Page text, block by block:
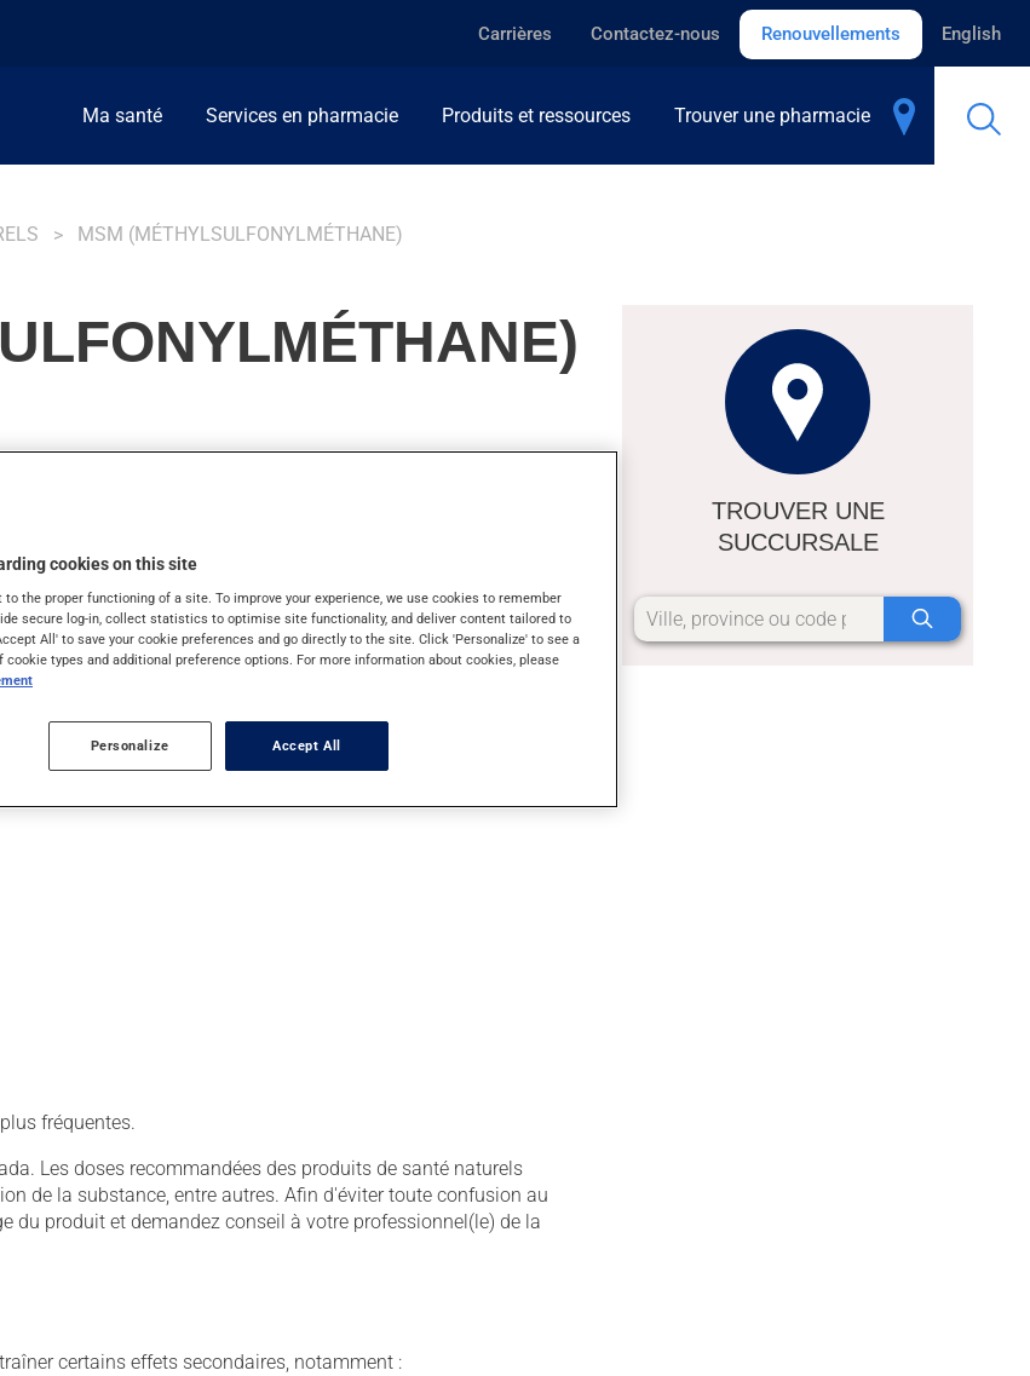
Carrières Contactez-nous Renouvellements English
Ma santé Services en pharmacie Produits et ressources Trouver une pharmacie
MSM (MÉTHYLSULFONYLMÉTHANE)
et le corps humain. Il est impliqué dans le processus de
Le MSM aurait également une potentielle propriété anti-
articulaires. Ce produit est habituellement pris par voie orale
bien que plusieurs suppléments contiennent aussi d'autres
fréquentes.
Les doses recommandées des produits de santé naturels
de la substance, entre autres. Afin d'éviter toute confusion au
produit et demandez conseil à votre professionnel(le) de la
certains effets secondaires, notamment :
TROUVER UNE
SUCCURSALE
cookies on this site
the proper functioning of a site. To improve your experience, we use cookies to remember
secure log-in, collect statistics to optimise site functionality, and deliver content tailored to
All' to save your cookie preferences and go directly to the site. Click 'Personalize' to see a
types and additional preference options. For more information about cookies, please
Personalize Accept All